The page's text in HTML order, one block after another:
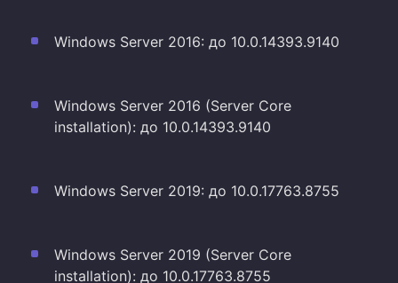
Windows Server 2016: до 10.0.14393.9140
Windows Server 2016 (Server Core
installation): до 10.0.14393.9140
Windows Server 2019: до 10.0.17763.8755
Windows Server 2019 (Server Core
installation): до 10.0.17763.8755